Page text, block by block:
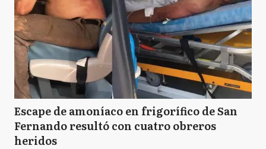
Escape de amoníaco en frigorífico de San
Fernando resultó con cuatro obreros
heridos